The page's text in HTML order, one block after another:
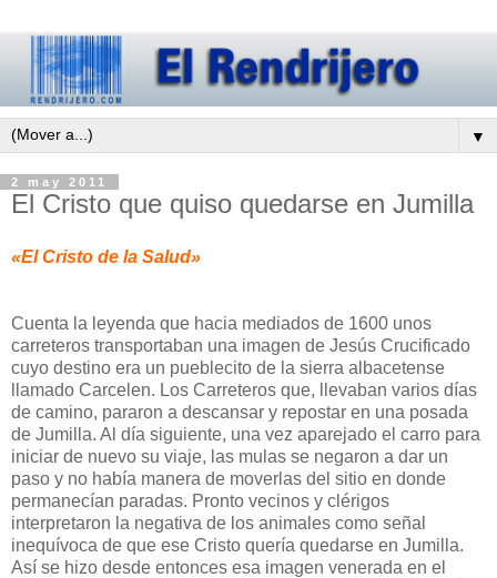
▼
2 may 2011
El Cristo que quiso quedarse en Jumilla
«El Cristo de la Salud»
Cuenta la leyenda que hacia mediados de 1600 unos
carreteros transportaban una imagen de Jesús Crucificado
cuyo destino era un pueblecito de la sierra albacetense
llamado Carcelen. Los Carreteros que, llevaban varios días
de camino, pararon a descansar y repostar en una posada
de Jumilla. Al día siguiente, una vez aparejado el carro para
iniciar de nuevo su viaje, las mulas se negaron a dar un
paso y no había manera de moverlas del sitio en donde
permanecían paradas. Pronto vecinos y clérigos
interpretaron la negativa de los animales como señal
inequívoca de que ese Cristo quería quedarse en Jumilla.
Así se hizo desde entonces esa imagen venerada en el